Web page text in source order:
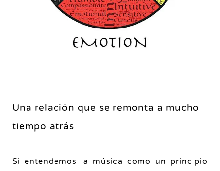
Una relación que se remonta a mucho
tiempo atrás
Si entendemos la música como un principio